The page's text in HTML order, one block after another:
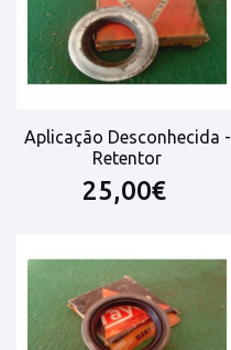
Aplicação Desconhecida -
Retentor
25,00€